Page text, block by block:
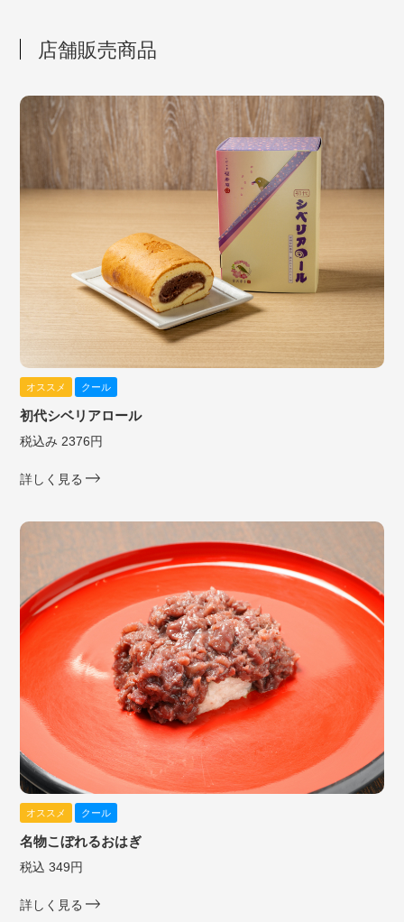
店舗販売商品
オススメ クール
初代シベリアロール
税込み 2376円
詳しく見る
オススメ クール
名物こぼれるおはぎ
税込 349円
詳しく見る